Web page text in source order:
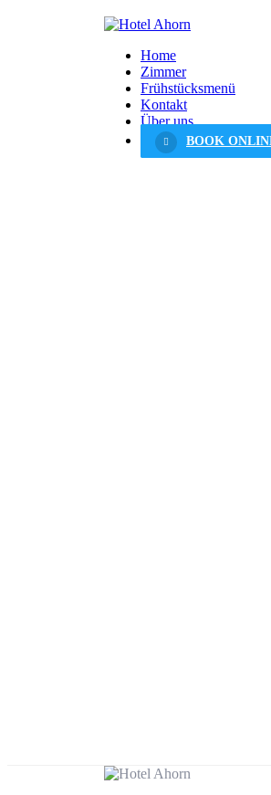
Home
Zimmer
Frühstücksmenü
Kontakt
Über uns
BOOK